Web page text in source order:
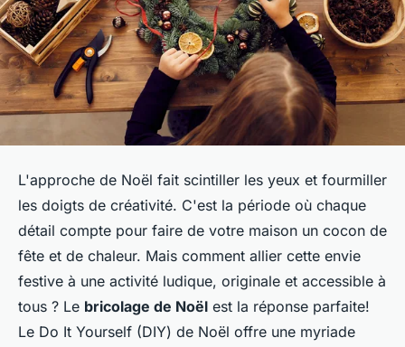
L'approche de Noël fait scintiller les yeux et fourmiller
les doigts de créativité. C'est la période où chaque
détail compte pour faire de votre maison un cocon de
fête et de chaleur. Mais comment allier cette envie
festive à une activité ludique, originale et accessible à
tous ? Le bricolage de Noël est la réponse parfaite!
Le Do It Yourself (DIY) de Noël offre une myriade